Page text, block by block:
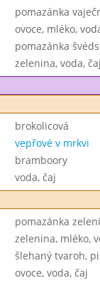
pomazánka
ovoce, mléko,
pomazánka
zelenina, voda,
brokolicová
vepřové v mrkvi
bramboory
voda, čaj
pomazánka
zelenina, mléko,
šlehaný tvaroh,
ovoce, voda, čaj